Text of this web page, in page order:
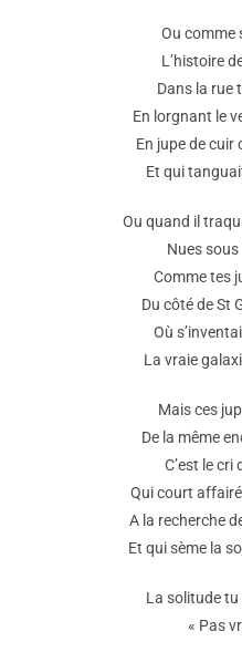
Ou comme
L’histoire
Dans la rue
En lorgnant le
En jupe de cuir
Et qui
Ou quand il
Nues
Comme tes
Du côté de St
Où
La vraie
Mais ces
De la même
C’est le cri
Qui court
A la recherche
Et qui sème la
La solitude tu
« Pas